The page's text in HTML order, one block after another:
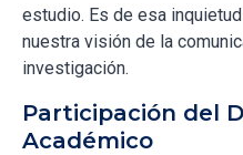
estudio. Es de esa
nuestra visión de la
investigación.
Participación del
Académico